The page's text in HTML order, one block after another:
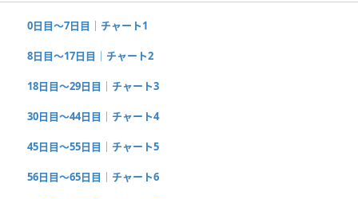
0日目〜7日目｜チャート1
8日目〜17日目｜チャート2
18日目〜29日目｜チャート3
30日目〜44日目｜チャート4
45日目〜55日目｜チャート5
56日目〜65日目｜チャート6